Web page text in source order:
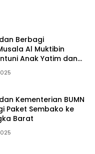
Berbagi
Al Muktibin
Anak Yatim dan
Kementerian BUMN
Paket Sembako ke
Barat